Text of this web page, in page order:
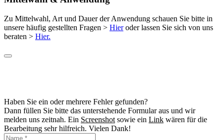
Zu Mittelwahl, Art und Dauer der Anwendung schauen Sie bitte in
unsere häufig gestellten Fragen > Hieroder lassen Sie sich von uns
beraten > Hier.
Haben Sie ein oder mehrere Fehler gefunden?
Dann füllen Sie bitte das unterstehende Formular aus und wir
melden uns zeitnah. Ein Screenshot sowie ein Link wären für die
Bearbeitung sehr hilfreich. Vielen Dank!